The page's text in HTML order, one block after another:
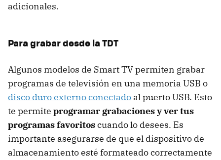
adicionales.
Para grabar desde la TDT
Algunos modelos de Smart TV permiten grabar
programas de televisión en una memoria USB o
disco duro externo conectado al puerto USB. Esto
te permite programar grabaciones y ver tus
programas favoritoscuando lo desees. Es
importante asegurarse de que el dispositivo de
almacenamiento esté formateado correctamente